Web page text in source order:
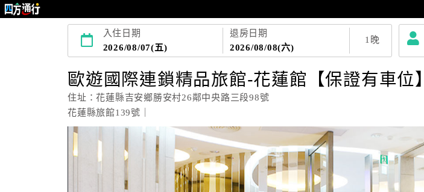
入住日期
2026/08/07(五)
退房日期
2026/08/08(六)
1 晚
歐遊國際連鎖精品旅館-花蓮館【保證有車位】
住址：花蓮縣吉安鄉勝安村26鄰中央路三段98號
花蓮縣旅館139號｜